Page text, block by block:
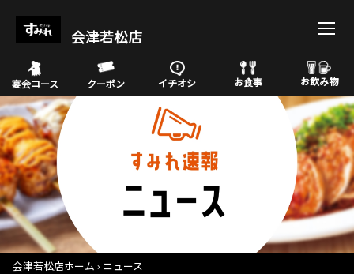
会津若松店
宴会コース クーポン イチオシ お食事 お飲み物
会津若松店ホーム ニュース